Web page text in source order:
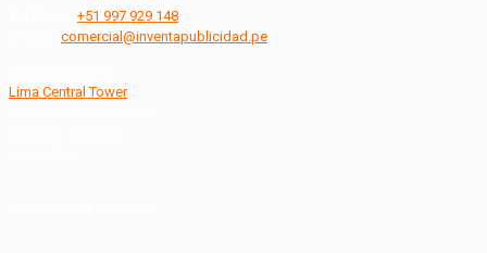
+51 997 929 148
comercial@inventapublicidad.pe
Lima Central Tower